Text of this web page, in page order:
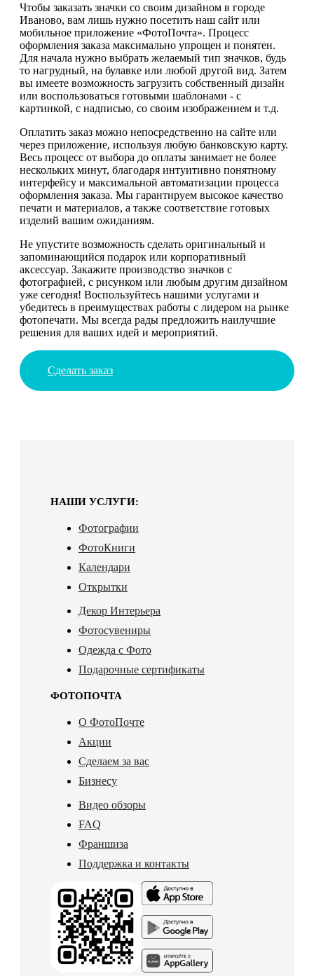
Чтобы заказать значки со своим дизайном в городе
Иваново, вам лишь нужно посетить наш сайт или
мобильное приложение «ФотоПочта». Процесс
оформления заказа максимально упрощен и понятен.
Для начала нужно выбрать желаемый тип значков, будь
то нагрудный, на булавке или любой другой вид. Затем
вы имеете возможность загрузить собственный дизайн
или воспользоваться готовыми шаблонами - с
картинкой, с надписью, со своим изображением и т.д.
Оплатить заказ можно непосредственно на сайте или
через приложение, используя любую банковскую карту.
Весь процесс от выбора до оплаты занимает не более
нескольких минут, благодаря интуитивно понятному
интерфейсу и максимальной автоматизации процесса
оформления заказа. Мы гарантируем высокое качество
печати и материалов, а также соответствие готовых
изделий вашим ожиданиям.
Не упустите возможность сделать оригинальный и
запоминающийся подарок или корпоративный
аксессуар. Закажите производство значков с
фотографией, с рисунком или любым другим дизайном
уже сегодня! Воспользуйтесь нашими услугами и
убедитесь в преимуществах работы с лидером на рынке
фотопечати. Мы всегда рады предложить наилучшие
решения для ваших идей и мероприятий.
Сделать заказ
НАШИ УСЛУГИ:
Фотографии
ФотоКниги
Календари
Открытки
Декор Интерьера
Фотосувениры
Одежда с Фото
Подарочные сертификаты
ФОТОПОЧТА
О ФотоПочте
Акции
Сделаем за вас
Бизнесу
Видео обзоры
FAQ
Франшиза
Поддержка и контакты